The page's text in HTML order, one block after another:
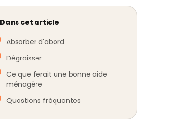
Dans cet article
Absorber d'abord
Dégraisser
Ce que ferait une bonne aide
ménagère
Questions fréquentes